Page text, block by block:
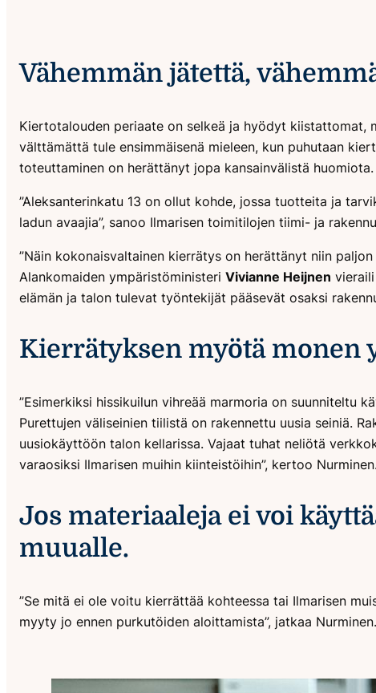
Vähemmän jätettä,
Kiertotalouden periaate on selkeä ja hyödyt kiistattomat,
välttämättä tule ensimmäisenä mieleen, kun puhutaan
toteuttaminen on herättänyt jopa kansainvälistä huomiota.
”Aleksanterinkatu 13 on ollut kohde, jossa tuotteita ja
ladun avaajia”, sanoo Ilmarisen toimitilojen tiimi- ja
”Näin kokonaisvaltainen kierrätys on herättänyt niin
Alankomaiden ympäristöministeri Vivianne Heijnen
elämän ja talon tulevat työntekijät pääsevät osaksi
Kierrätyksen myötä monen
”Esimerkiksi hissikuilun vihreää marmoria on suunniteltu
Purettujen väliseinien tiilistä on rakennettu uusia seiniä.
uusiokäyttöön talon kellarissa. Vajaat tuhat neliötä
varaosiksi Ilmarisen muihin kiinteistöihin”, kertoo
Jos materiaaleja ei voi
muualle.
”Se mitä ei ole voitu kierrättää kohteessa tai Ilmarisen
myyty jo ennen purkutöiden aloittamista”, jatkaa Nurminen.